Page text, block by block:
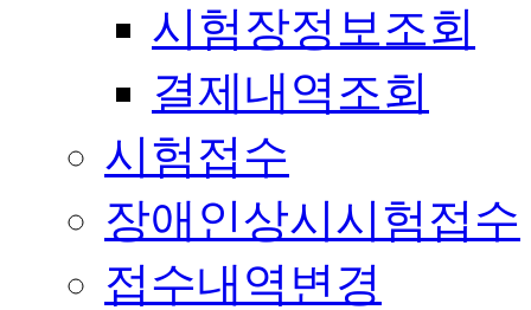
시험장정보조회
결제내역조회
시험접수
장애인상시시험접수
접수내역변경